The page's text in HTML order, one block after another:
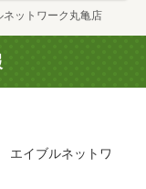
ットワーク丸亀店
エイブルネットワ